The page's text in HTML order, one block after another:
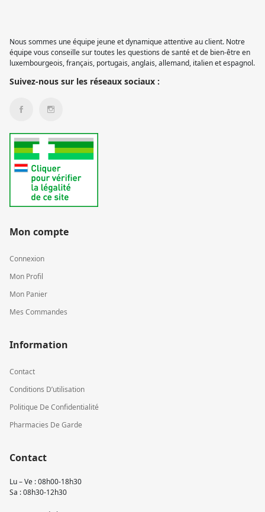
Nous sommes une équipe jeune et dynamique attentive au client. Notre
équipe vous conseille sur toutes les questions de santé et de bien-être en
luxembourgeois, français, portugais, anglais, allemand, italien et espagnol.
Suivez-nous sur les réseaux sociaux :
Mon compte
Connexion
Mon Profil
Mon Panier
Mes Commandes
Information
Contact
Conditions D’utilisation
Politique De Confidentialité
Pharmacies De Garde
Contact
Lu – Ve : 08h00-18h30
Sa : 08h30-12h30